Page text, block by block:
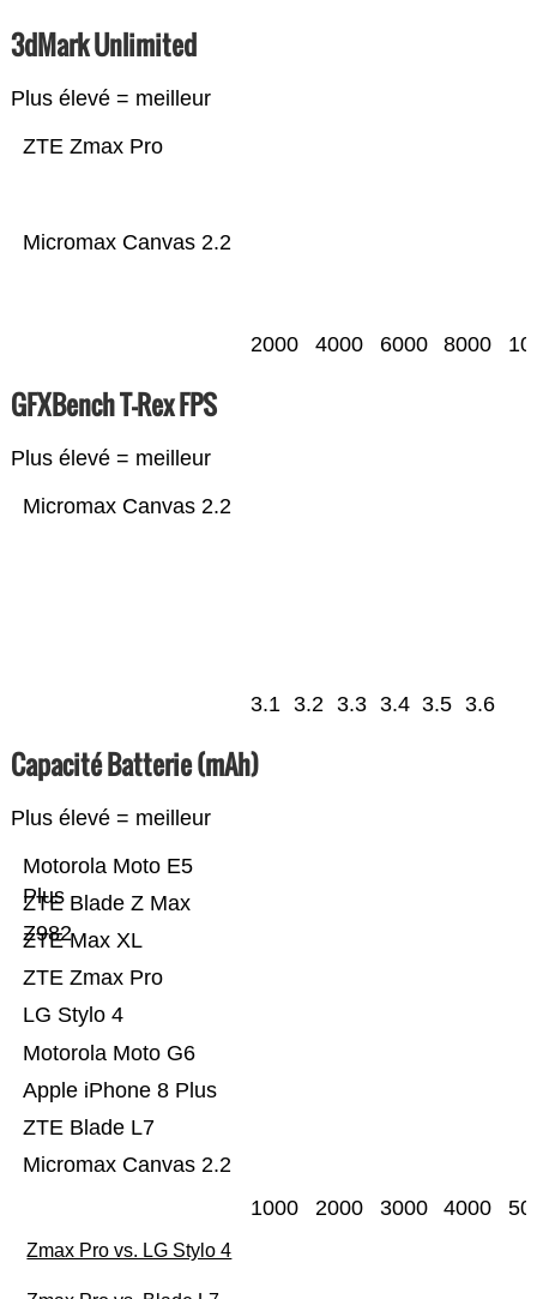
3dMark Unlimited
Plus élevé = meilleur
Micromax Canvas 2.2
ZTE Zmax Pro
2000 4000 6000 8000
GFXBench T-Rex FPS
Plus élevé = meilleur
Micromax Canvas 2.2
3.1 3.2 3.3 3.4 3.5 3.6
Capacité Batterie (mAh)
Plus élevé = meilleur
Micromax Canvas 2.2
ZTE Blade L7
Apple iPhone 8 Plus
Motorola Moto G6
LG Stylo 4
ZTE Zmax Pro
ZTE Max XL
ZTE Blade Z Max
Z982
Motorola Moto E5
Plus
1000 2000 3000 4000
Zmax Pro vs. LG Stylo 4